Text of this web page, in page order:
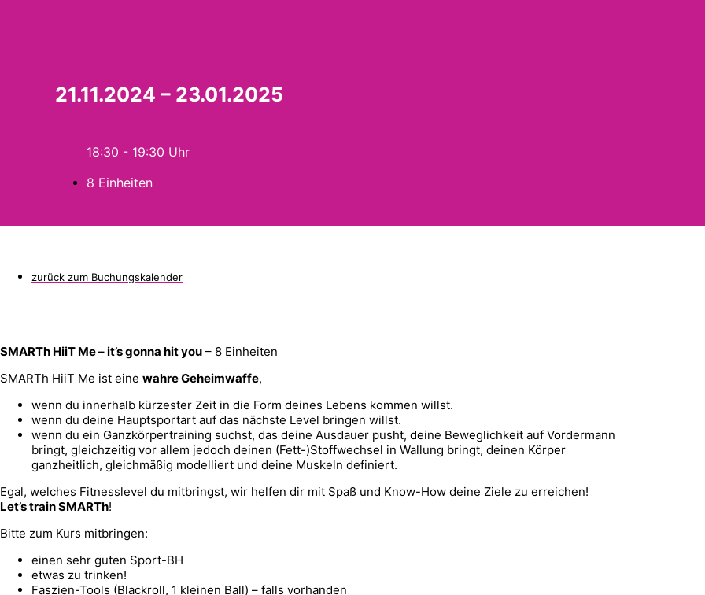
21.11.2024 – 23.01.2025
18:30 - 19:30
8 Einheiten
zurück zum Buchungskalender
SMARTh HiiT Me – it’s gonna hit you – 8 Einheiten
SMARTh HiiT Me ist eine wahre Geheimwaffe,
wenn du innerhalb kürzester Zeit in die Form deines Lebens kommen willst.
wenn du deine Hauptsportart auf das nächste Level bringen willst.
wenn du ein Ganzkörpertraining suchst, das deine Ausdauer pusht, deine Beweglichkeit auf Vordermann
bringt, gleichzeitig vor allem jedoch deinen (Fett-)Stoffwechsel in Wallung bringt, deinen Körper
ganzheitlich, gleichmäßig modelliert und deine Muskeln definiert.
Egal, welches Fitnesslevel du mitbringst, wir helfen dir mit Spaß und Know-How deine Ziele zu erreichen!
Let’s train SMARTh!
Bitte zum Kurs mitbringen:
einen sehr guten Sport-BH
etwas zu trinken!
Faszien-Tools (Blackroll, 1 kleinen Ball) – falls vorhanden